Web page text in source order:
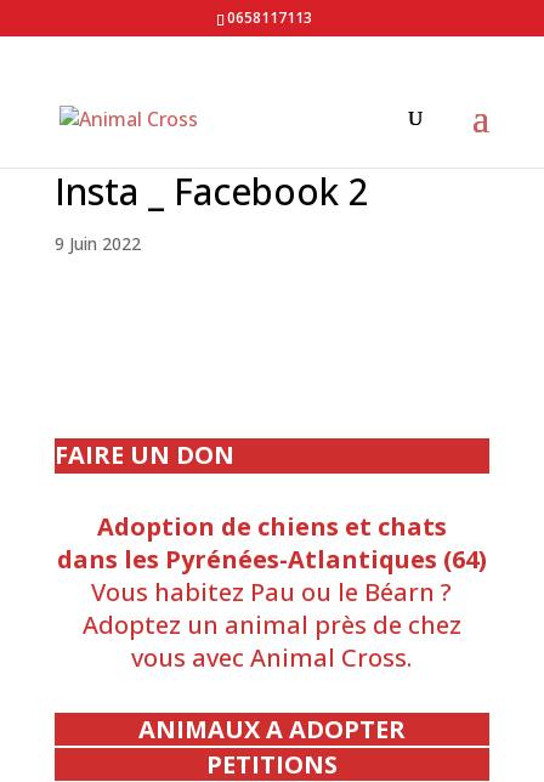
0658117113
Insta _ Facebook 2
9 Juin 2022
FAIRE UN DON
Adoption de chiens et chats
dans les Pyrénées-Atlantiques (64)
Vous habitez Pau ou le Béarn ?
Adoptez un animal près de chez
vous avec Animal Cross.
ANIMAUX A ADOPTER
PETITIONS